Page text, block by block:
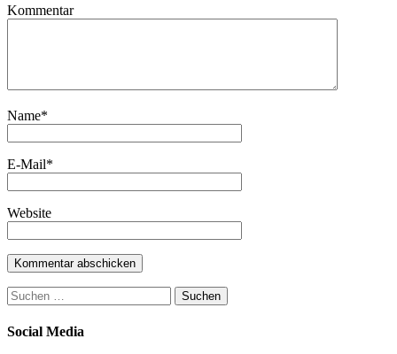
Kommentar
Name*
E-Mail*
Website
Suchen
nach:
Social Media